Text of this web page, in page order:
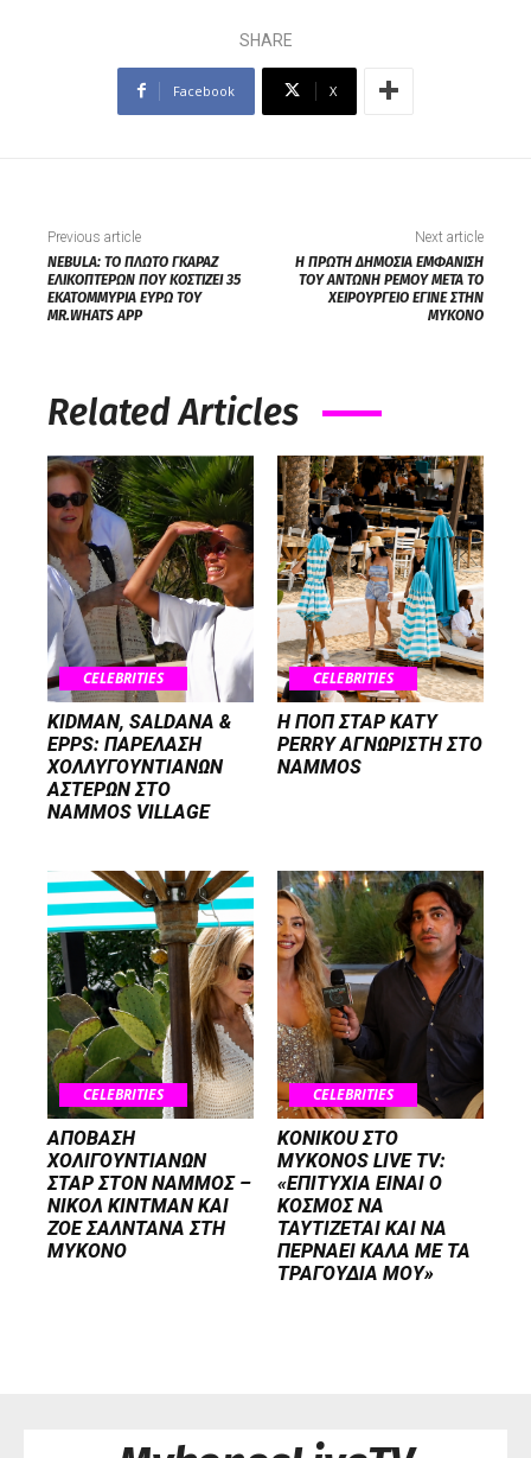
SHARE
Facebook X
Previous article
ΝEBULA: ΤΟ ΠΛΩΤΟ ΓΚΑΡΑΖ
ΕΛΙΚΟΠΤΕΡΩΝ ΠΟΥ ΚΟΣΤΙΖΕΙ 35
ΕΚΑΤΟΜΜΥΡΙΑ ΕΥΡΩ TOY
MR.WHATS APP
Next article
Η ΠΡΩΤΗ ΔΗΜΟΣΙΑ ΕΜΦΑΝΙΣΗ
ΤΟΥ ΑΝΤΩΝΗ ΡΕΜΟΥ ΜΕΤΑ ΤΟ
ΧΕΙΡΟΥΡΓΕΙΟ ΕΓΙΝΕ ΣΤΗΝ
ΜΥΚΟΝΟ
Related Articles
CELEBRITIES
KIDMAN, SALDANA &
EPPS: ΠΑΡΕΛΑΣΗ
ΧΟΛΛΥΓΟΥΝΤΙΑΝΩΝ
ΑΣΤΕΡΩΝ ΣΤΟ
NAMMOS VILLAGE
CELEBRITIES
H ΠΟΠ ΣΤΑΡ KATY
PERRY ΑΓΝΩΡΙΣΤΗ ΣΤΟ
NAMMOS
CELEBRITIES
ΑΠΟΒΑΣΗ
ΧΟΛΙΓΟΥΝΤΙΑΝΩΝ
ΣΤΑΡ ΣΤΟΝ NΑΜΜΟΣ –
ΝΙΚΟΛ ΚΙΝΤΜΑΝ ΚΑΙ
ΖΟΕ ΣΑΛΝΤΑΝΑ ΣΤΗ
ΜΥΚΟΝΟ
CELEBRITIES
KONIKOU ΣΤΟ
MYKONOS LIVE TV:
«ΕΠΙΤΥΧΙΑ ΕΙΝΑΙ Ο
ΚΟΣΜΟΣ ΝΑ
ΤΑΥΤΙΖΕΤΑΙ KAI ΝΑ
ΠΕΡΝΑΕΙ ΚΑΛΑ ΜΕ ΤΑ
ΤΡΑΓΟΥΔΙΑ ΜΟΥ»